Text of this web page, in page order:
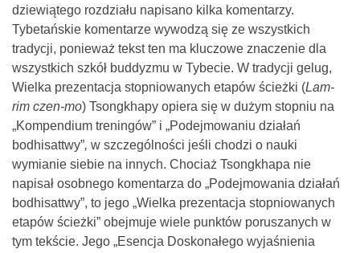
dziewiątego rozdziału napisano kilka komentarzy.
Tybetańskie komentarze wywodzą się ze wszystkich
tradycji, ponieważ tekst ten ma kluczowe znaczenie dla
wszystkich szkół buddyzmu w Tybecie. W tradycji gelug,
Wielka prezentacja stopniowanych etapów ścieżki (Lam-
rim czen-mo) Tsongkhapy opiera się w dużym stopniu na
„Kompendium treningów” i „Podejmowaniu działań
bodhisattwy”, w szczególności jeśli chodzi o nauki
wymianie siebie na innych. Chociaż Tsongkhapa nie
napisał osobnego komentarza do „Podejmowania działań
bodhisattwy”, to jego „Wielka prezentacja stopniowanych
etapów ścieżki” obejmuje wiele punktów poruszanych w
tym tekście. Jego „Esencja Doskonałego wyjaśnienia